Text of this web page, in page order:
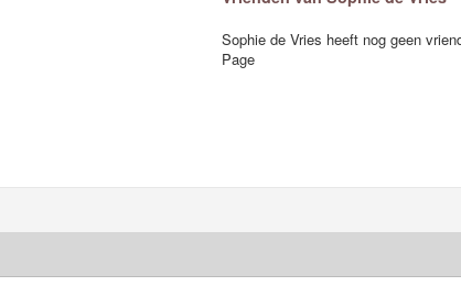
Sophie de Vries heeft nog geen
Page